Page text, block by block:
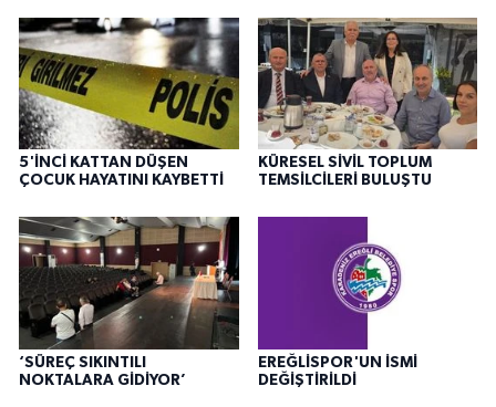
5'İNCİ KATTAN DÜŞEN
ÇOCUK HAYATINI KAYBETTİ
KÜRESEL SİVİL TOPLUM
TEMSİLCİLERİ BULUŞTU
‘SÜREÇ SIKINTILI
NOKTALARA GİDİYOR’
EREĞLİSPOR'UN İSMİ
DEĞİŞTİRİLDİ